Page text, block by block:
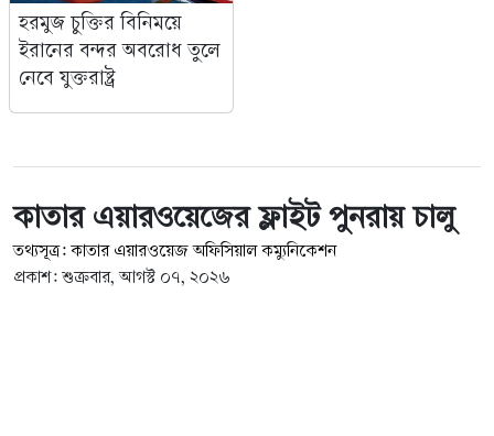
হরমুজ চুক্তির বিনিময়ে
ইরানের বন্দর অবরোধ তুলে
নেবে যুক্তরাষ্ট্র
কাতার এয়ারওয়েজের ফ্লাইট পুনরায় চালু
তথ্যসূত্র: কাতার এয়ারওয়েজ অফিসিয়াল কম্যুনিকেশন
প্রকাশ: শুক্রবার, আগস্ট ০৭, ২০২৬